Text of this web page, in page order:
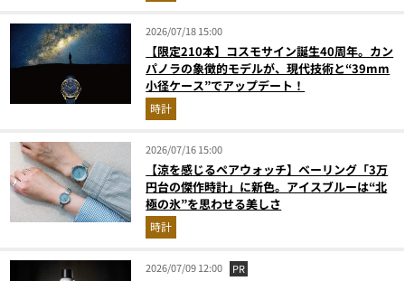
2026/07/18 15:00
【限定210本】コスモサイン誕生40周年。カン
パノラの象徴的モデルが、現代技術と“39mm
小径ケース”でアップデート！
時計
2026/07/16 15:00
【涼を感じるペアウォッチ】ベーリング「3万
円台の傑作時計」に新色。アイスブルーは“北
極の氷”を思わせる美しさ
時計
2026/07/09 12:00 PR